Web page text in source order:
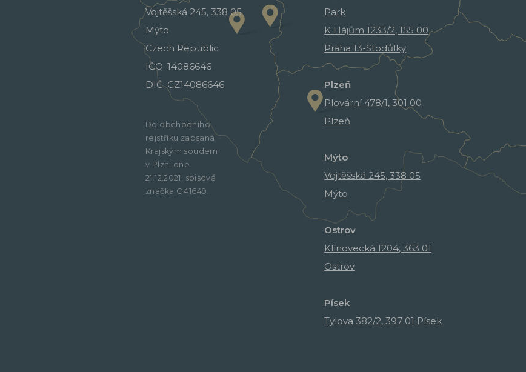
Vojtěšská 245, 338 05
Mýto
Czech Republic
IČO: 14086646
DIČ: CZ14086646
Do obchodního
rejstříku zapsaná
Krajským soudem
v Plzni dne
21.12.2021, spisová
značka C 41649.
Park
K Hájům 1233/2, 155 00
Praha 13-Stodůlky
Plzeň
Plovární 478/1, 301 00
Plzeň
Mýto
Vojtěšská 245, 338 05
Mýto
Ostrov
Klínovecká 1204, 363 01
Ostrov
Písek
Tylova 382/2, 397 01 Písek